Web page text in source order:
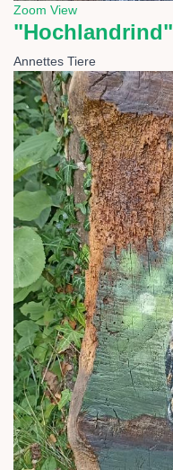
Zoom View
"Hochlandrind"
Annettes Tiere